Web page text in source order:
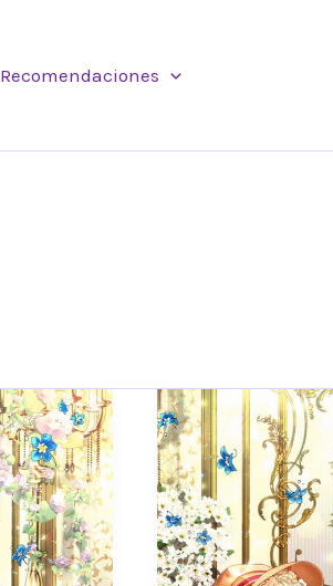
Recomendaciones